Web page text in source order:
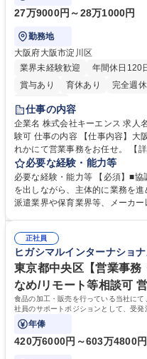
27万9000円～28万1000円
勤務地
大阪府大阪市淀川区
業界未経験歓迎
年間休日120
賞与あり
育休あり 完全週
土日祝休み
仕事の内容
企業名 株式会社キーエンス 求人名 【大阪・京都・滋賀】営業事務 ※未経
験可 仕事の内容 【仕事内容】大阪営業所、京都営業所、滋賀営業所いず
れかにて営業事務をお任せ。 【
の作成・カタログ送付・来客対
善をお任せ。 【教育制度】ご入社後、育成担当とペアになりながらOJTに
て業務を覚えていただくことが
れているため、スムーズに仕事
募集職種 【大阪・京都・滋賀】
必要な経験・能力等
必要な経験・能力等 【必須】■
を出しながら、主体的に業務を
派遣業界や保育業界等、メーカ
えて、お客様や社員の状況に合わ
待され。組織を支えるスペシャ
社員から頼られる存在になるこ
務の持ち帰りも禁止されており、
歴・資格 学歴：大学院 大学 高専
正社員
ヒガシマルインターナショ
東京都中央区【営業事務
なめ/リモート等相談可
食品の加工・販売を行っている当社に
社員のサポートポジションとして、受発
事業の根幹を支えていただきます。
年俸
420万6000円～603万4800円